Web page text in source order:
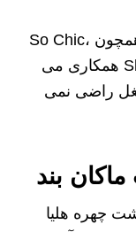
هلیا در حرفه مدلینگ نیز با برند هایی همچون So Chic،
Eco، Pretty Little Things و Sherri Hill همکاری می
راضی نمی
بند
چهره هلیا